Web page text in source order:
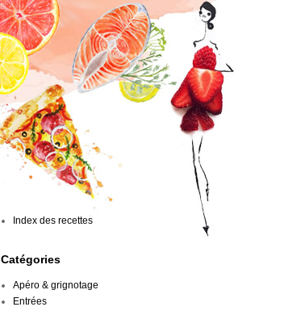
Index des recettes
Catégories
Apéro & grignotage
Entrées